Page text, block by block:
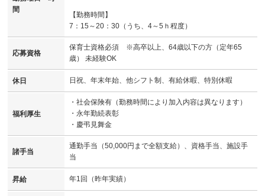
間
【勤務時間】
7：15～20：30（うち、4～5ｈ程度）
応募資格
保育士資格必須 ※高卒以上、64歳以下の方（定年65
歳） 未経験OK
休日 日祝、年末年始、他シフト制、有給休暇、特別休暇
福利厚生
・社会保険有（勤務時間により加入内容は異なります）
・永年勤続表彰
・慶弔見舞金
諸手当
通勤手当（50,000円まで全額支給）、資格手当、施設手
当
昇給 年1回（昨年実績）